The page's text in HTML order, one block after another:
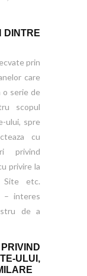
DINTRE
prin
care
o serie de
scopul
ului, spre
cu
privind
privire la
Site etc.
– interes
de a
ULUI,